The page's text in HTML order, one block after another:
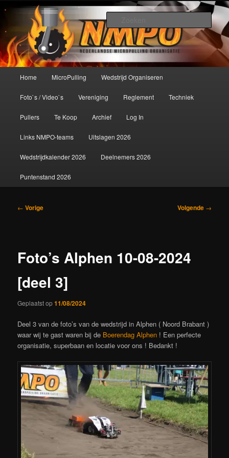
primaire
inhoudNederlandse MicroPulling
Organisatie
De meest krachtige modelbouwsport ter wereld!
Home MicroPulling Wedstrijd Organiseren
Foto`s / Video`s Vereniging Reglement Techniek
Pullers Te Koop Archief Log In
Links NMPO-teams Uitslagen 2026
Wedstrijdkalender 2026 Deelnemers 2026
Puntenstand 2026
Bericht
← Vorige Volgende →
Foto’s Alphen 10-08-2024
[deel 3]
Geplaatst op11/08/2024
Deel 3 van de foto’s van de wedstrijd in Alphen ( Noord Brabant )
waar wij te gast waren bij de Boerendag Alphen ! Een perfecte
organisatie, superbaan en locatie voor ons ! Bedankt !